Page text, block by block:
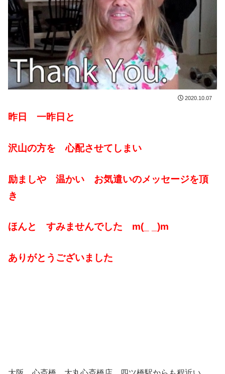
2020.10.07
昨日 一昨日と
沢山の方を 心配させてしまい
励ましや 温かい お気遣いのメッセージを頂
き
ほんと すみませんでした m(_ _)m
ありがとうございました